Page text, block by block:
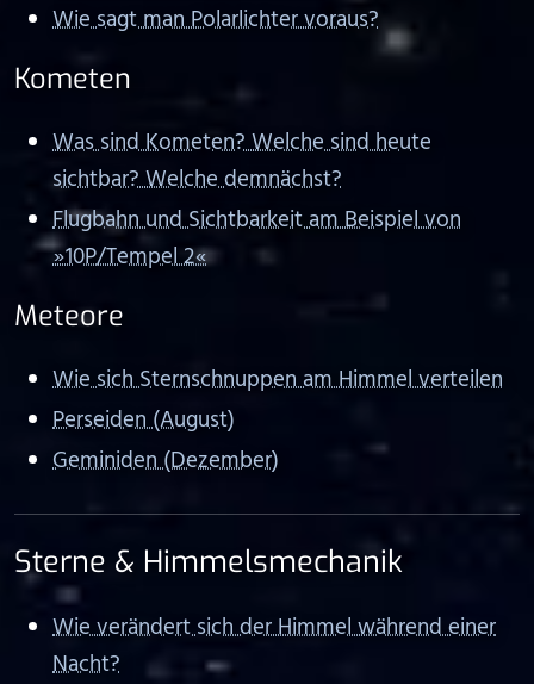
Wie sagt man Polarlichter voraus?
Kometen
Was sind Kometen? Welche sind heute
sichtbar? Welche demnächst?
Flugbahn und Sichtbarkeit am Beispiel von
⁠ ⁠»⁠ ⁠10P/Tempel 2⁠ ⁠«⁠ ⁠
Meteore
Wie sich Sternschnuppen am Himmel verteilen
Perseiden (August)
Geminiden (Dezember)
Sterne & Himmelsmechanik
Wie verändert sich der Himmel während einer
Nacht?